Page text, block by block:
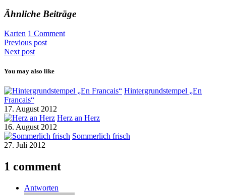
Ähnliche Beiträge
Karten 1 Comment
Previous post
Next post
You may also like
Hintergrundstempel „En
Francais“
17. August 2012
Herz an Herz
16. August 2012
Sommerlich frisch
27. Juli 2012
1 comment
Antworten